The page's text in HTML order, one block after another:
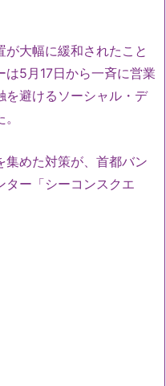
大幅に緩和されたこと
は5月17日から一斉に営業
を避けるソーシャル・デ
集めた対策が、首都バン
ター「シーコンスクエ